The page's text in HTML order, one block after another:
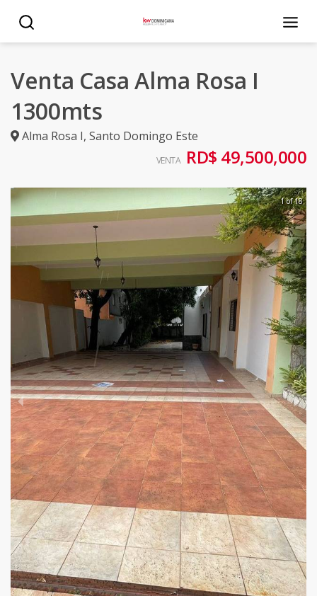
Venta Casa Alma Rosa I
1300mts
Alma Rosa I, Santo Domingo Este
VENTA RD$ 49,500,000
1 of 18